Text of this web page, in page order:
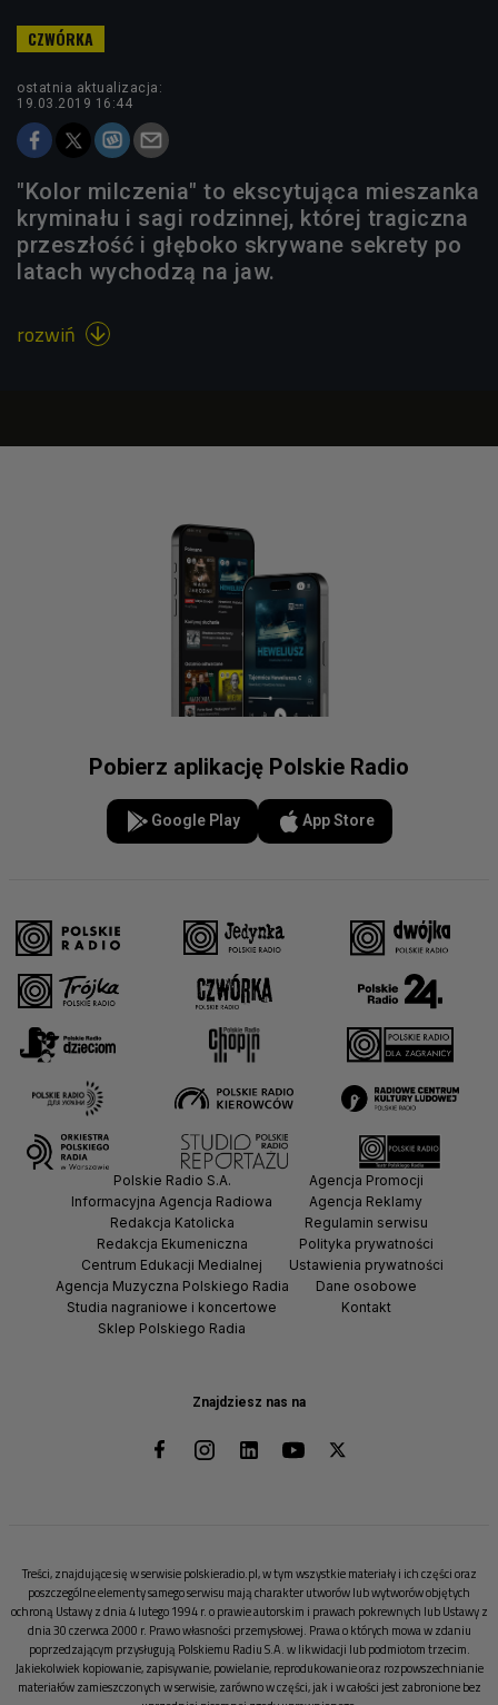
ostatnia aktualizacja:
19.03.2019 16:44
"Kolor milczenia" to ekscytująca mieszanka
kryminału i sagi rodzinnej, której tragiczna
przeszłość i głęboko skrywane sekrety po
latach wychodzą na jaw.
rozwiń 
Pobierz aplikację Polskie Radio
Google Play App Store
Znajdziesz nas na
Polskie Radio S.A.
Informacyjna Agencja Radiowa
Redakcja Katolicka
Redakcja Ekumeniczna
Centrum Edukacji Medialnej
Agencja Muzyczna Polskiego Radia
Studia nagraniowe i koncertowe
Sklep Polskiego Radia
Agencja Promocji
Agencja Reklamy
Regulamin serwisu
Polityka prywatności
Ustawienia prywatności
Dane osobowe
Kontakt
Treści, znajdujące się w serwisie polskieradio.pl, w tym wszystkie materiały i ich części oraz
poszczególne elementy samego serwisu mają charakter utworów lub wytworów objętych
ochroną Ustawy z dnia 4 lutego 1994 r. o prawie autorskim i prawach pokrewnych lub Ustawy z
dnia 30 czerwca 2000 r. Prawo własności przemysłowej. Prawa o których mowa w zdaniu
poprzedzającym przysługują Polskiemu Radiu S.A. w likwidacji lub podmiotom trzecim.
Jakiekolwiek kopiowanie, zapisywanie, powielanie, reprodukowanie oraz rozpowszechnianie
materiałów zamieszczonych w serwisie, zarówno w części, jak i w całości jest zabronione bez